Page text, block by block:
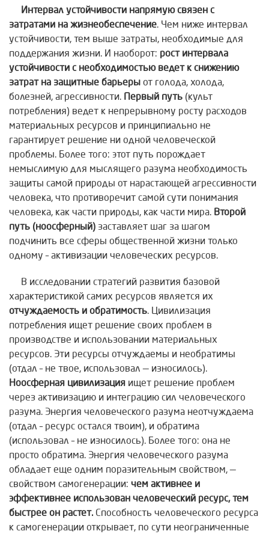
Интервал устойчивости напрямую связен с
затратами на жизнеобеспечение. Чем ниже интервал
устойчивости, тем выше затраты, необходимые для
поддержания жизни. И наоборот: рост интервала
устойчивости с необходимостью ведет к снижению
затрат на защитные барьеры от голода, холода,
болезней, агрессивности. Первый путь (культ
потребления) ведет к непрерывному росту расходов
материальных ресурсов и принципиально не
гарантирует решение ни одной человеческой
проблемы. Более того: этот путь порождает
немыслимую для мыслящего разума необходимость
защиты самой природы от нарастающей агрессивности
человека, что противоречит самой сути понимания
человека, как части природы, как части мира. Второй
путь (ноосферный) заставляет шаг за шагом
подчинить все сферы общественной жизни только
одному – активизации человеческих ресурсов.
В исследовании стратегий развития базовой
характеристикой самих ресурсов является их
отчуждаемость и обратимость. Цивилизация
потребления ищет решение своих проблем в
производстве и использовании материальных
ресурсов. Эти ресурсы отчуждаемы и необратимы
(отдал – не твое, использовал — износилось).
Ноосферная цивилизация ищет решение проблем
через активизацию и интеграцию сил человеческого
разума. Энергия человеческого разума неотчуждаема
(отдал – ресурс остался твоим), и обратима
(использовал – не износилось). Более того: она не
просто обратима. Энергия человеческого разума
обладает еще одним поразительным свойством, —
свойством самогенерации: чем активнее и
эффективнее использован человеческий ресурс, тем
быстрее он растет. Способность человеческого ресурса
к самогенерации открывает, по сути неограниченные